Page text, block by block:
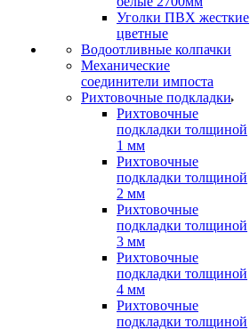
Уголки ПВХ жесткие
цветные
Водоотливные колпачки
Механические
соединители импоста
Рихтовочные подкладки
Рихтовочные
подкладки толщиной
1 мм
Рихтовочные
подкладки толщиной
2 мм
Рихтовочные
подкладки толщиной
3 мм
Рихтовочные
подкладки толщиной
4 мм
Рихтовочные
подкладки толщиной